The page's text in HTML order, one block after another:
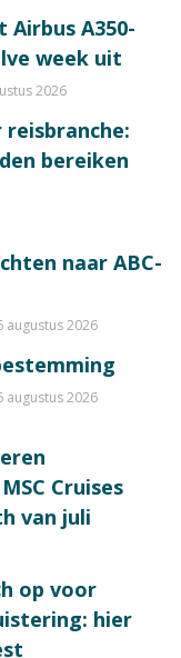
A350-
week uit
2026
bereiken
naar ABC-
augustus 2026
augustus 2026
Cruises
van juli
op voor
hier